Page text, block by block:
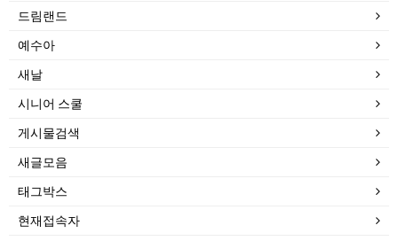
드림랜드
예수아
새날
시니어 스쿨
게시물검색
새글모음
태그박스
현재접속자